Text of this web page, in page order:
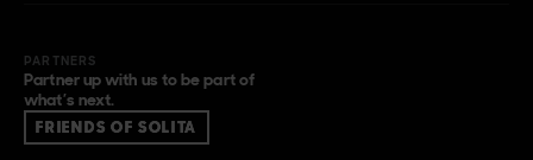
PARTNERS
Partner up with us to be part of
what’s next.
FRIENDS OF SOLITA